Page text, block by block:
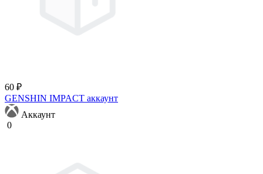
60 ₽
GENSHIN IMPACT аккаунт
Аккаунт
0